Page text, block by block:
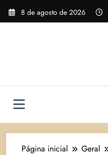
Pular
para
8 de agosto de 2026
Página inicial Geral